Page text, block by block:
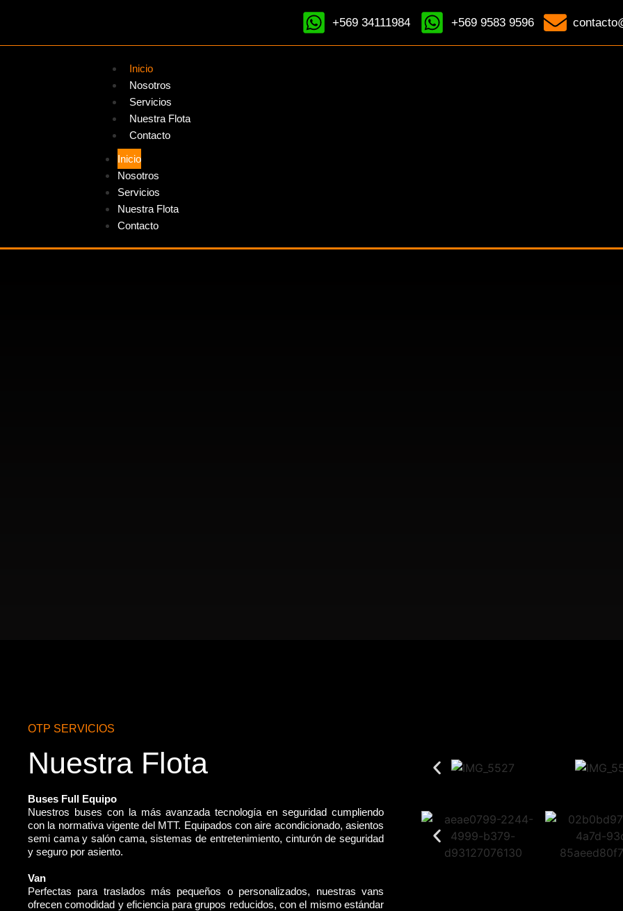
+569 34111984 +569 9583 9596
Inicio
Nosotros
Servicios
Nuestra Flota
Contacto
Inicio
Nosotros
Servicios
Nuestra Flota
Contacto
OTP SERVICIOS
Nuestra Flota
Buses Full Equipo
Nuestros buses con la más avanzada tecnología en seguridad cumpliendo
con la normativa vigente del MTT. Equipados con aire acondicionado, asientos
semi cama y salón cama, sistemas de entretenimiento, cinturón de seguridad
y seguro por asiento.
Van
Perfectas para traslados más pequeños o personalizados, nuestras vans
ofrecen comodidad y eficiencia para grupos reducidos, con el mismo estándar